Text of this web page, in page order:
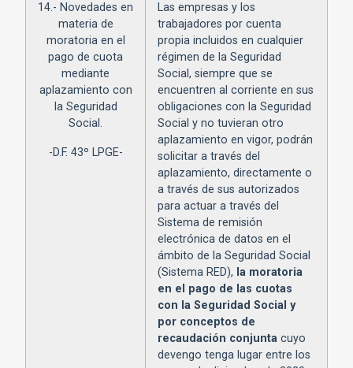
14.- Novedades en
materia de
moratoria en el
pago de cuota
mediante
aplazamiento con
la Seguridad
Social.
-D.F. 43º LPGE-
Las empresas y los
trabajadores por cuenta
propia incluidos en cualquier
régimen de la Seguridad
Social, siempre que se
encuentren al corriente en sus
obligaciones con la Seguridad
Social y no tuvieran otro
aplazamiento en vigor, podrán
solicitar a través del
aplazamiento, directamente o
a través de sus autorizados
para actuar a través del
Sistema de remisión
electrónica de datos en el
ámbito de la Seguridad Social
(Sistema RED), la moratoria
en el pago de las cuotas
con la Seguridad Social y
por conceptos de
recaudación conjunta cuyo
devengo tenga lugar entre los